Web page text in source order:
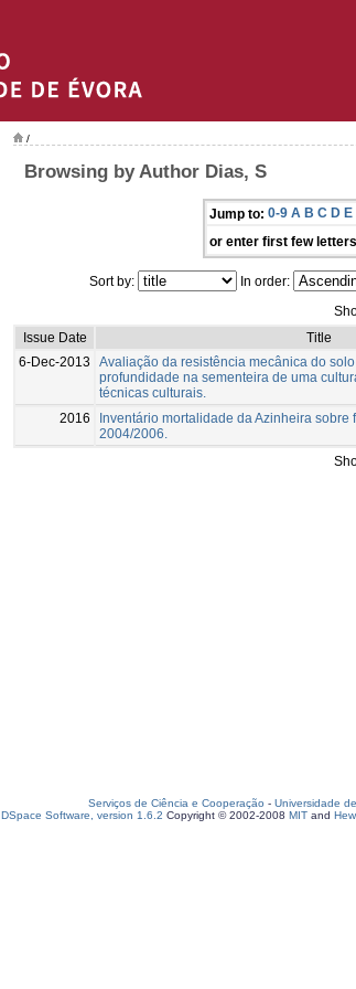
/
Browsing by Author Dias, S
Jump to: 0-9 A B C D E
or enter first few
Sort by: In order:
Issue Date
Title
6-Dec-2013
Avaliação da resistência mecânica do
profundidade na sementeira de uma
técnicas culturais.
2016
Inventário mortalidade da Azinheira sobre
2004/2006.
Serviços de Ciência e Cooperação - Universidade
DSpace Software, version 1.6.2 Copyright © 2002-2008 MIT and